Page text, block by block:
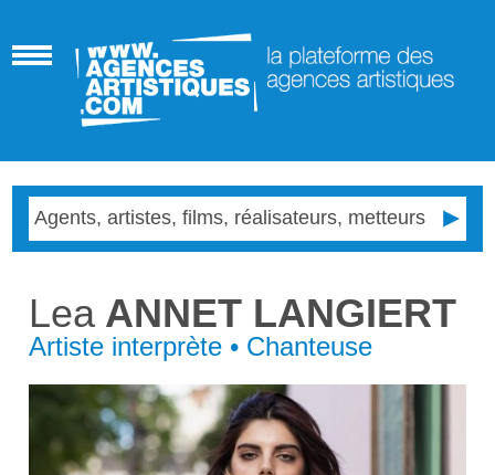
Lea ANNET LANGIERT
Artiste interprète • Chanteuse